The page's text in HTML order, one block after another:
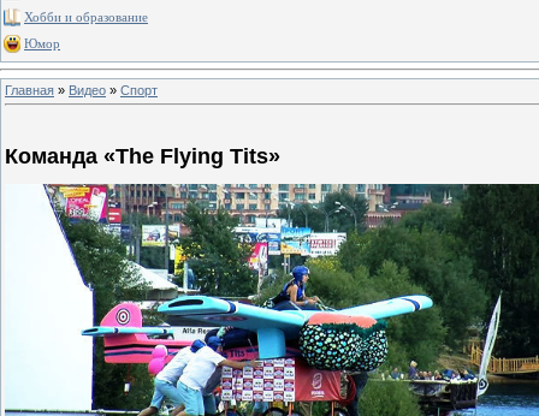
Хобби и образование
Юмор
Главная » Видео » Спорт
Команда «The Flying Tits»